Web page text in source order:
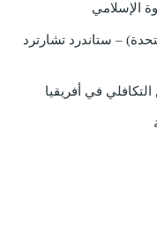
الإسلامي
– ستاندرد تشارترد
في أفريقيا